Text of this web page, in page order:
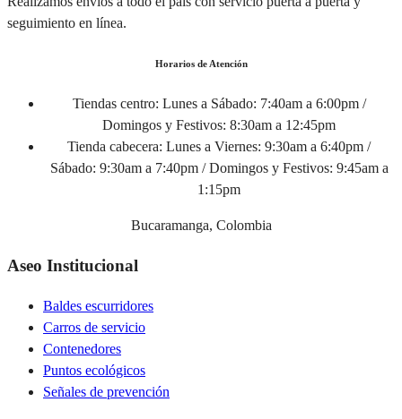
seguimiento en línea.
Horarios de Atención
Tiendas centro: Lunes a Sábado: 7:40am a 6:00pm /
Domingos y Festivos: 8:30am a 12:45pm
Tienda cabecera: Lunes a Viernes: 9:30am a 6:40pm /
Sábado: 9:30am a 7:40pm / Domingos y Festivos: 9:45am a
1:15pm
Bucaramanga, Colombia
Aseo Institucional
Baldes escurridores
Carros de servicio
Contenedores
Puntos ecológicos
Señales de prevención